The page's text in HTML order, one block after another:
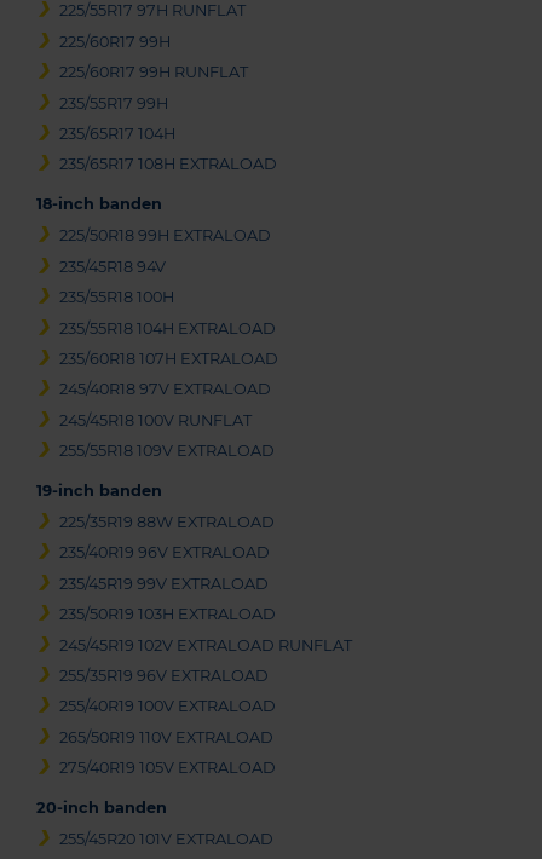
225/55R17 97H RUNFLAT
225/60R17 99H
225/60R17 99H RUNFLAT
235/55R17 99H
235/65R17 104H
235/65R17 108H EXTRALOAD
18-inch banden
225/50R18 99H EXTRALOAD
235/45R18 94V
235/55R18 100H
235/55R18 104H EXTRALOAD
235/60R18 107H EXTRALOAD
245/40R18 97V EXTRALOAD
245/45R18 100V RUNFLAT
255/55R18 109V EXTRALOAD
19-inch banden
225/35R19 88W EXTRALOAD
235/40R19 96V EXTRALOAD
235/45R19 99V EXTRALOAD
235/50R19 103H EXTRALOAD
245/45R19 102V EXTRALOAD RUNFLAT
255/35R19 96V EXTRALOAD
255/40R19 100V EXTRALOAD
265/50R19 110V EXTRALOAD
275/40R19 105V EXTRALOAD
20-inch banden
255/45R20 101V EXTRALOAD